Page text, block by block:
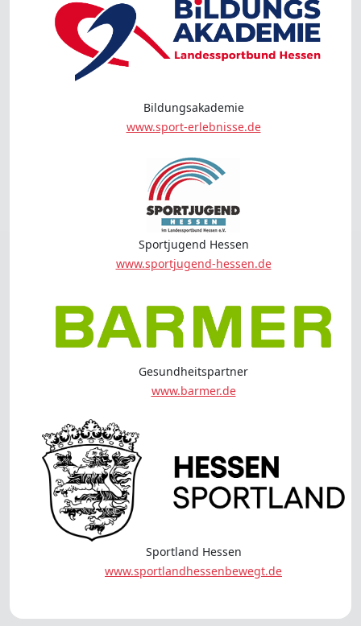
Bildungsakademie
www.sport-erlebnisse.de
Sportjugend Hessen
www.sportjugend-hessen.de
Gesundheitspartner
www.barmer.de
Sportland Hessen
www.sportlandhessenbewegt.de